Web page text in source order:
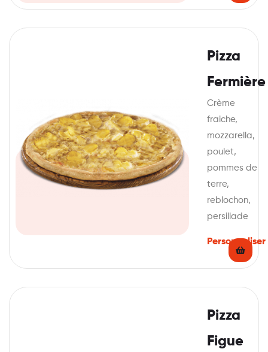
Pizza
Fermière
Crème
fraiche,
mozzarella,
poulet,
pommes de
terre,
reblochon,
persillade
Personnaliser
Pizza
Figue